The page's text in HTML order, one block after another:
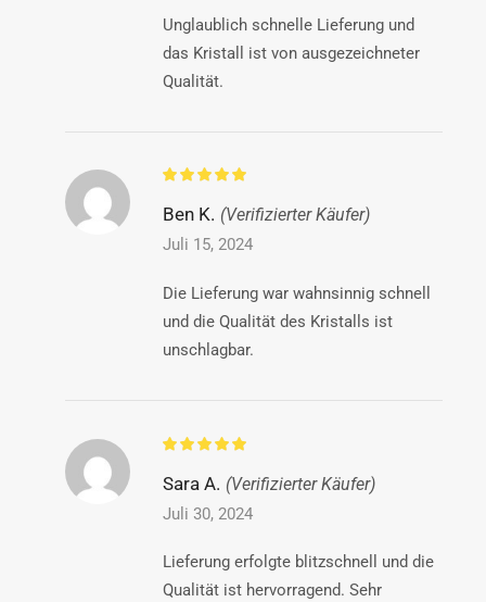
Unglaublich schnelle Lieferung und
das Kristall ist von ausgezeichneter
Qualität.
Ben K. (Verifizierter Käufer)
Juli 15, 2024
Die Lieferung war wahnsinnig schnell
und die Qualität des Kristalls ist
unschlagbar.
Sara A. (Verifizierter Käufer)
Juli 30, 2024
Lieferung erfolgte blitzschnell und die
Qualität ist hervorragend. Sehr